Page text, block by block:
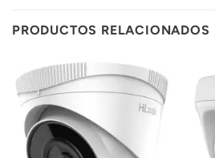
PRODUCTOS RELACIONADOS